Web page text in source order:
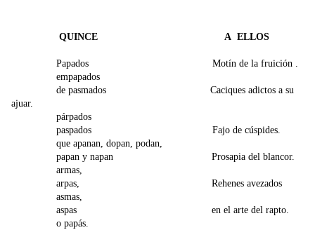
QUINCE A ELLOS
Papados Motín de la fruición .
empapados
de pasmados Caciques adictos a su
ajuar.
párpados
paspados Fajo de cúspides.
que apanan, dopan, podan,
papan y napan Prosapia del blancor.
armas,
arpas, Rehenes avezados
asmas,
aspas en el arte del rapto.
o papás.